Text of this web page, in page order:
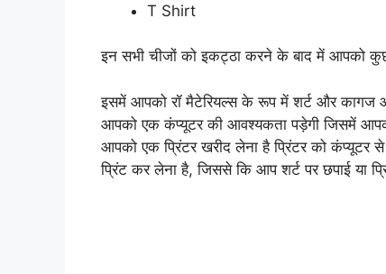
T Shirt
इन सभी चीजों को इकट्ठा करने के बाद में आपको
इसमें आपको रॉ मैटेरियल्स के रूप में शर्ट और कागज
आपको एक कंप्यूटर की आवश्यकता पड़ेगी जिसमें
आपको एक प्रिंटर खरीद लेना है प्रिंटर को
प्रिंट कर लेना है, जिससे कि आप शर्ट पर छपाई या